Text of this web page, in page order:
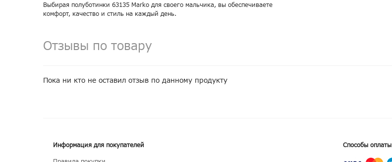
Выбирая полуботинки 63135 Marko для своего мальчика, вы обеспечиваете
комфорт, качество и стиль на каждый день.
Отзывы по товару
Пока ни кто не оставил отзыв по данному продукту
Информация для покупателей
Способы оплаты